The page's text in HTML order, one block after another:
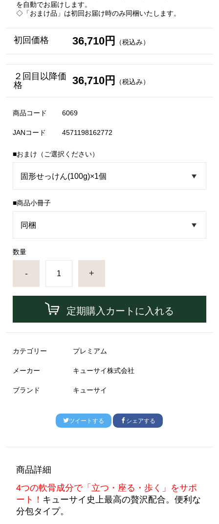
を自動でお届けします。
◇「おまけ品」は初回お届け時のみ同梱いたします。
初回価格 36,710円 （税込み）
２回目以降価
格
36,710円 （税込み）
商品コード 6069
JANコード 4571198162772
■おまけ（ご選択ください）
■商品小冊子
数量
- +
定期購入カートに入れる
カテゴリー プレミアム
メーカー キューサイ株式会社
ブランド キューサイ
ツイートする シェアする
商品詳細
4つの軟骨成分で「立つ・座る・歩く」をサポ
ート！ キューサイ史上最高の贅沢配合。便利な
分包タイプ。